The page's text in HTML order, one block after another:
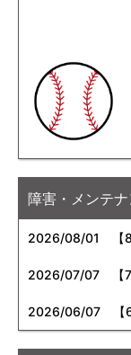
障害・メンテ
2026/08/01
2026/07/07
2026/06/07